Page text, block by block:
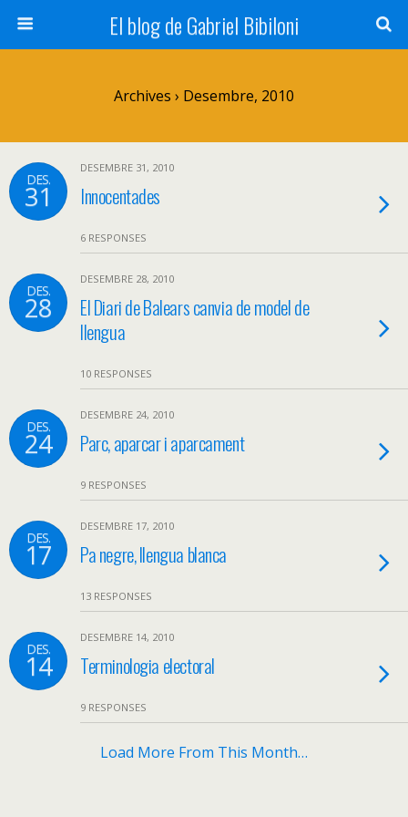
El blog de Gabriel Bibiloni
Archives › Desembre, 2010
DES.
31
DESEMBRE 31, 2010
Innocentades
6 RESPONSES
DES.
28
DESEMBRE 28, 2010
El Diari de Balears canvia de model de
llengua
10 RESPONSES
DES.
24
DESEMBRE 24, 2010
Parc, aparcar i aparcament
9 RESPONSES
DES.
17
DESEMBRE 17, 2010
Pa negre, llengua blanca
13 RESPONSES
DES.
14
DESEMBRE 14, 2010
Terminologia electoral
9 RESPONSES
Load More From This Month…